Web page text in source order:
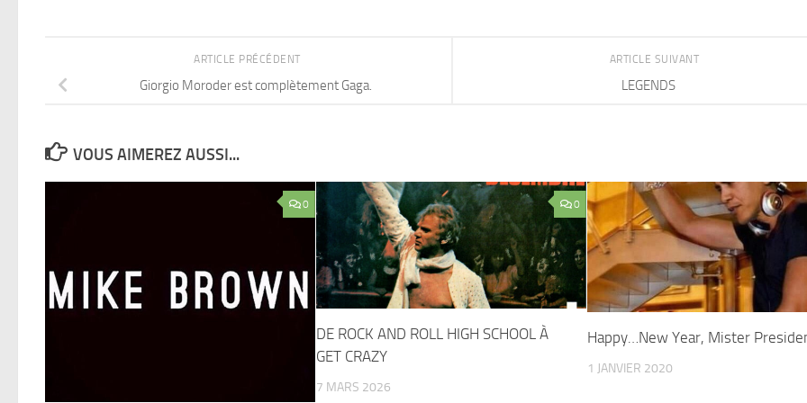
ARTICLE SUIVANT
LEGENDS
ARTICLE PRÉCÉDENT
Giorgio Moroder est complètement Gaga.
VOUS AIMEREZ AUSSI...
0 0
DE ROCK AND ROLL HIGH SCHOOL À
GET CRAZY
7 MARS 2026
Happy…New Year, Mister
1 JANVIER 2020